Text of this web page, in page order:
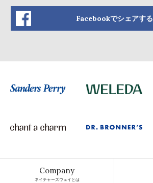
Facebookでシェアする
Company
ネイチャーズウェイとは